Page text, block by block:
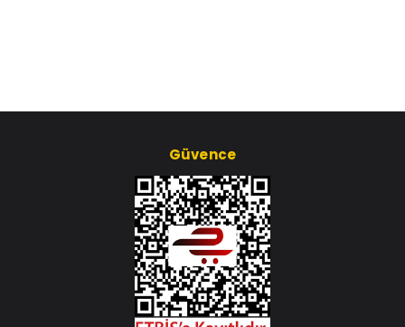
Güvence